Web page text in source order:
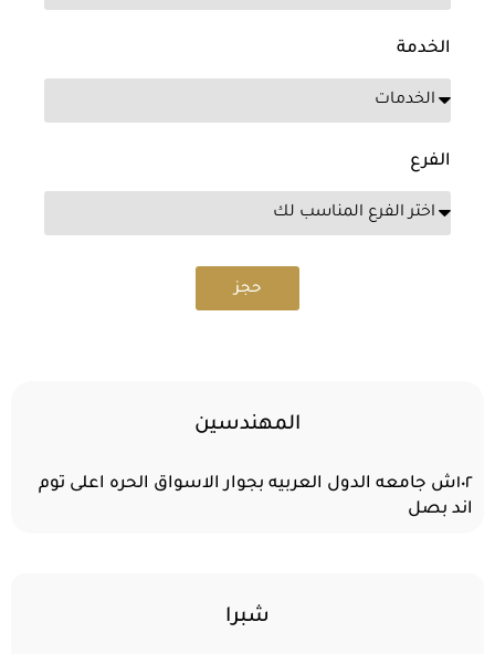
الخدمة
الفرع
حجز
المهندسين
١٠٢ش جامعه الدول العربيه بجوار الاسواق الحره اعلى توم
اند بصل
شبرا